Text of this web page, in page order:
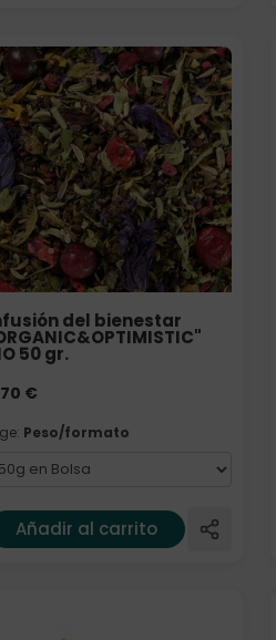
del bienestar
50 gr.
€
Peso/formato
Peso/formato
Añadir al carrito